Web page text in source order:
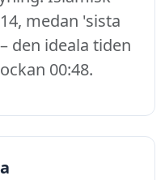
medan 'sista
den ideala tiden
00:48.